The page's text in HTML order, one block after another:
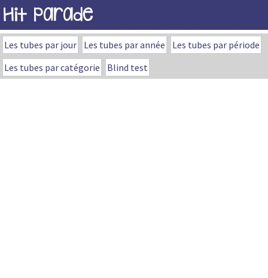
Hit Parade
Les tubes par jour Les tubes par année
Les tubes par période
Les tubes par catégorie
Blind test